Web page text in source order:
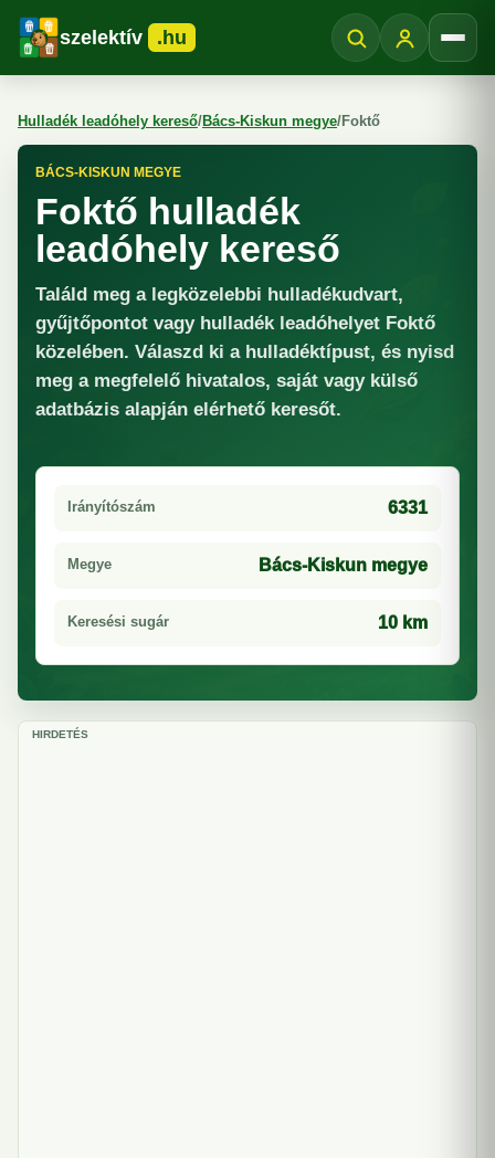
szelektív .hu
Hulladék leadóhely kereső/Bács-Kiskun megye/Foktő
BÁCS-KISKUN MEGYE
Foktő hulladék
leadóhely kereső
Találd meg a legközelebbi hulladékudvart,
gyűjtőpontot vagy hulladék leadóhelyet Foktő
közelében. Válaszd ki a hulladéktípust, és nyisd
meg a megfelelő hivatalos, saját vagy külső
adatbázis alapján elérhető keresőt.
Irányítószám 6331
Megye Bács-Kiskun megye
Keresési sugár 10 km
HIRDETÉS